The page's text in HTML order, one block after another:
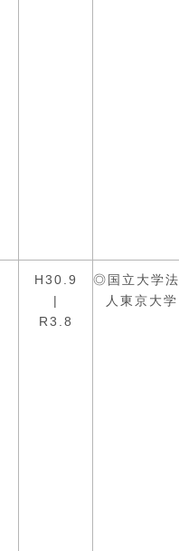
H30.9
|
R3.8
◎国立大学法
人東京大学